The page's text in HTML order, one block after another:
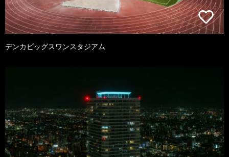
デンカビッグスワンスタジアム